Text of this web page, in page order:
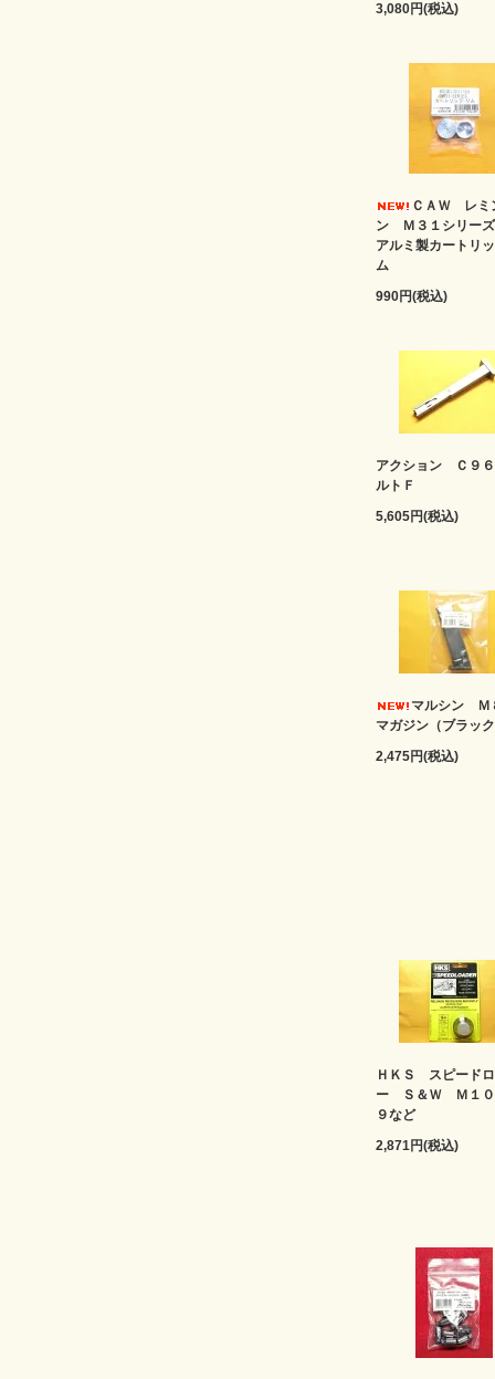
3,080円(税込)
ＣＡＷ レミ
ン Ｍ３１シリ
アルミ製カートリ
ム
990円(税込)
アクション Ｃ９
ルトＦ
5,605円(税込)
マルシン
マガジン（ブラッ
2,475円(税込)
ＨＫＳ スピード
ー Ｓ＆Ｗ Ｍ１０
９など
2,871円(税込)